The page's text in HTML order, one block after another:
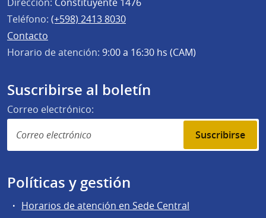
Teléfono: (+598) 2413 8030
Contacto
Horario de atención: 9:00 a 16:30 hs (CAM)
Suscribirse al boletín
Correo electrónico:
Suscribirse
Políticas y gestión
Horarios de atención en Sede Central